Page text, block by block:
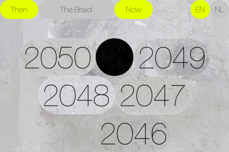
Then The Braid Now EN NL
2050
2049
2048 2047
2046